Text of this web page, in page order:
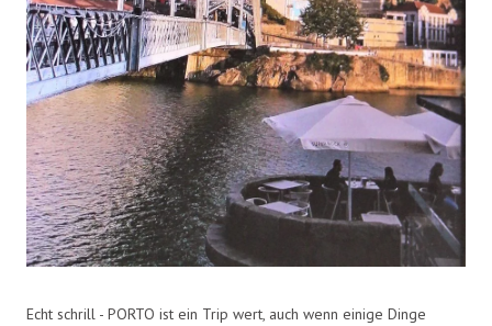
Echt schrill - PORTO ist ein Trip wert, auch wenn einige Dinge